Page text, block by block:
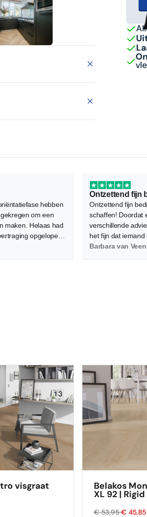
hebben
om een
maken. Helaas had
opgelopen
verplaatst moest
Ontzettend fijn
schaffen! Doordat
verschillende
het fijn dat iemand
Als service kwam
Barbara van Veen
visgraat Belakos
XL 92 |
€ 53,95€ 45,85